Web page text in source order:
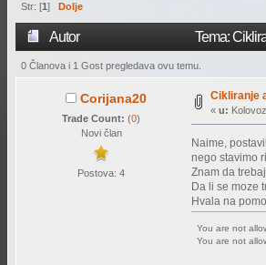
Str: [1] Dolje
Autor Tema:
0 Članova i 1 Gost pregledava ovu temu.
Corijana20
Trade Count:(0)
Novi član
Postova: 4
Cikliranje
«u:
Naime,
nego stavimo
Znam da
Da li se moze
Hvala na
You are not
You are not